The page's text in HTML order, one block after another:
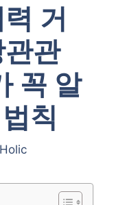
거
관
꼭 알
칙